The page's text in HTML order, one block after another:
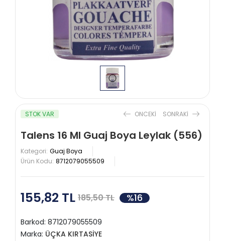
STOK VAR ONCEKI SONRAKI
Talens 16 Ml Guaj Boya Leylak (556)
Kategori: Guaj Boya
Ürün Kodu: 8712079055509
155,82 TL 185,50 TL %16
Barkod: 8712079055509
Marka: ÜÇKA KIRTASİYE